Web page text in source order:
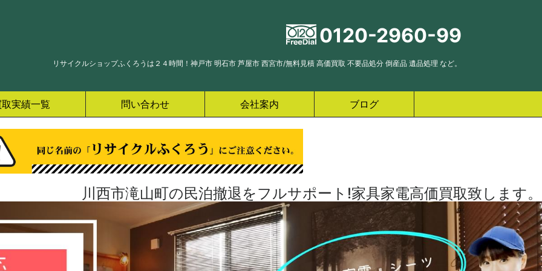
0120-2960-99
リサイクルショップふくろうは２４時間！神戸市 明石市 芦屋市 西宮市/無料見積 高価買取 不要品処分 倒産品 遺品処理 など。
実績一覧 問い合わせ 会社案内 ブログ
川西市滝山町の民泊撤退をフルサポート!家具家電高価買取致します。